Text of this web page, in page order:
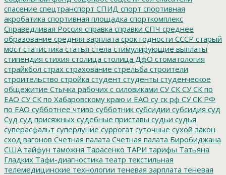
спасение спецтранспорт СПИД спорт спортивная
акробатика спортивная площадка спорткомплекс
Справедливая Россия справка справки СПЧ среднее
образование средняя зарплата срок годности СССР старый
мост статистика статья стела стимулирующие выплаты
стипендия стихия столица столица ДфО стоматология
страйкбол страх страхование стрельба строители
строительство стройка студент студенты студенческое
общежитие Стычка рабочих с силовиками СУ СК СУ СК по
ЕАО СУ СК по Хабаровскому краю и ЕАО су ск рф СУ СК РФ
по ЕАО субботнее чтиво субботник субсидии субсидия суд
Суд суд присяжных судебные приставы судьи судья
суперасфальт суперлуние суррогат суточные сухой закон
сход вагонов Счетная палата Счетная палата Биробиджана
США тайфун таможня Тарасенко ТАРИ тарифы Татьяна
Гладких Тафи-диагностика театр текстильная
телемедицинские технологии теневая зарплата теневая